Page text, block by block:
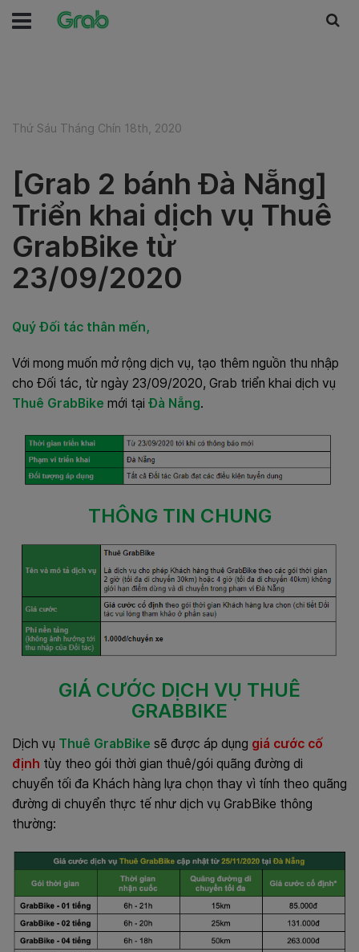
Thứ Sáu Tháng Chín 18th, 2020
[Grab 2 bánh Đà Nẵng]
Triển khai dịch vụ Thuê
GrabBike từ
23/09/2020
Quý Đối tác thân mến,
Với mong muốn mở rộng dịch vụ, tạo thêm nguồn thu nhập
cho Đối tác, từ ngày 23/09/2020, Grab triển khai dịch vụ
Thuê GrabBike mới tại Đà Nẵng.
THÔNG TIN CHUNG
GIÁ CƯỚC DỊCH VỤ THUÊ
GRABBIKE
Dịch vụ Thuê GrabBike sẽ được áp dụng giá cước cố
định tùy theo gói thời gian thuê/gói quãng đường di
chuyển tối đa Khách hàng lựa chọn thay vì tính theo quãng
đường di chuyển thực tế như dịch vụ GrabBike thông
thường: